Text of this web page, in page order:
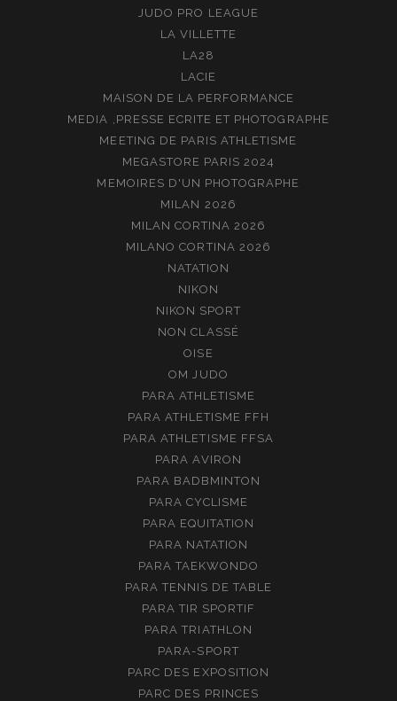
JUDO PRO LEAGUE
LA VILLETTE
LA28
LACIE
MAISON DE LA PERFORMANCE
MEDIA ,PRESSE ECRITE ET PHOTOGRAPHE
MEETING DE PARIS ATHLETISME
MEGASTORE PARIS 2024
MEMOIRES D'UN PHOTOGRAPHE
MILAN 2026
MILAN CORTINA 2026
MILANO CORTINA 2026
NATATION
NIKON
NIKON SPORT
NON CLASSÉ
OISE
OM JUDO
PARA ATHLETISME
PARA ATHLETISME FFH
PARA ATHLETISME FFSA
PARA AVIRON
PARA BADBMINTON
PARA CYCLISME
PARA EQUITATION
PARA NATATION
PARA TAEKWONDO
PARA TENNIS DE TABLE
PARA TIR SPORTIF
PARA TRIATHLON
PARA-SPORT
PARC DES EXPOSITION
PARC DES PRINCES